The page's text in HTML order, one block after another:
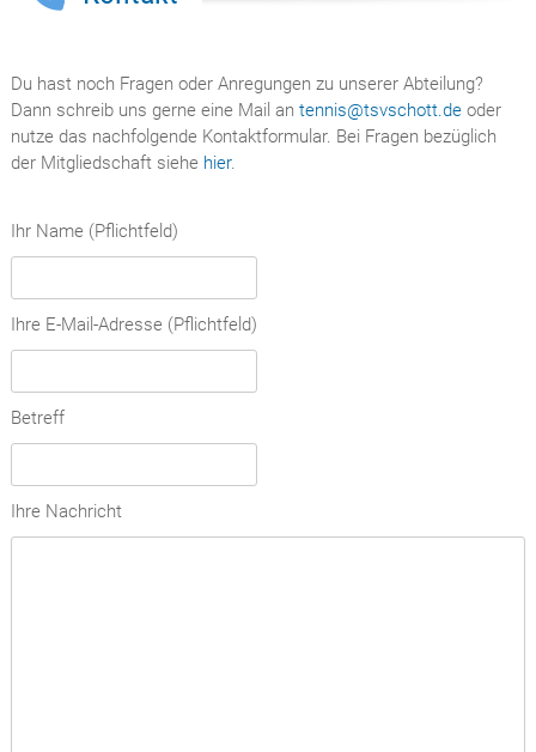
Du hast noch Fragen oder Anregungen zu unserer Abteilung?
Dann schreib uns gerne eine Mail an tennis@tsvschott.deoder
nutze das nachfolgende Kontaktformular. Bei Fragen bezüglich
der Mitgliedschaft siehe hier.
Ihr Name (Pflichtfeld)
Ihre E-Mail-Adresse (Pflichtfeld)
Betreff
Ihre Nachricht